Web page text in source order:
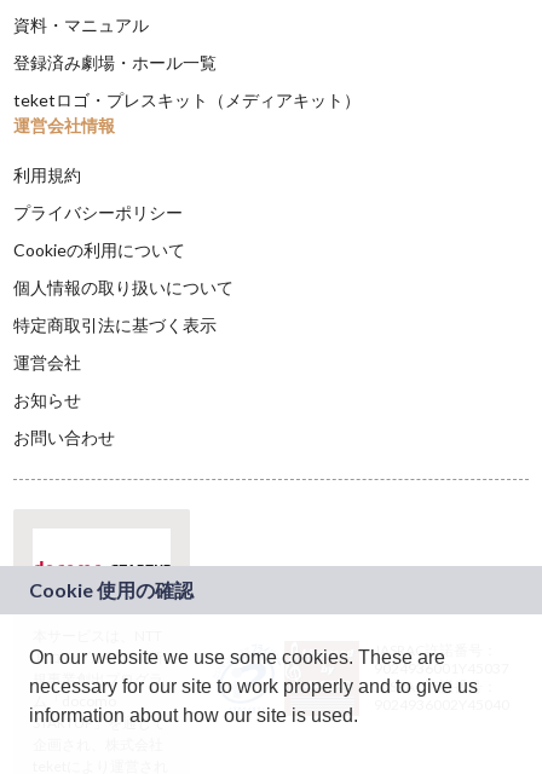
資料・マニュアル
登録済み劇場・ホール一覧
teketロゴ・プレスキット（メディアキット）
運営会社情報
利用規約
プライバシーポリシー
Cookieの利用について
個人情報の取り扱いについて
特定商取引法に基づく表示
運営会社
お知らせ
お問い合わせ
ドコモグループの新
規事業創出プログラ
ム「docomo
STARTUP」を通じて
JASRAC許諾番号：
9024936001Y45037
JASRAC許諾番号：
On our website we use some cookies. These are
necessary for our site to work properly and to give us
information about how our site is used.